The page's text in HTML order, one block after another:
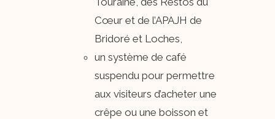
Cœur et de l’APAJH de
Bridoré et Loches,
un système de café
suspendu pour permettre
aux visiteurs d’acheter une
crêpe ou une boisson et